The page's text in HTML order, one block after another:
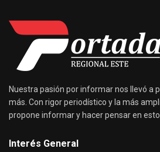
Nuestra pasión por informar nos llevó a
más. Con rigor periodístico y la más
propone informar y hacer pensar en
Interés General